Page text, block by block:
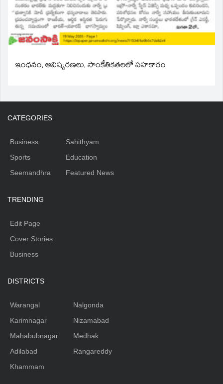
ఇంధనం, ఆవిష్కరణలు, సాంకేతికతలలో సహకారం
CATEGORIES
Business
Sports
Seemandhra
Sahithyam
Education
Featured News
TRENDING
Edit Page
Cover Stories
Business
DISTRICTS
Warangal
Karimnagar
Mahabubnagar
Adilabad
Khammam
Nalgonda
Nizamabad
Medhak
Rangareddy